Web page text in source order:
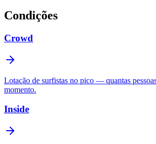
Condições
Crowd
Lotação de surfistas no pico — quantas
momento.
Inside